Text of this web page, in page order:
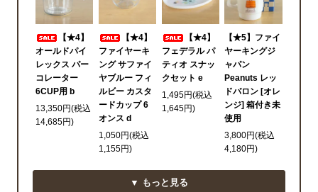
【★4】
オールドパイ
レックス パー
コレーター
6CUP用 b
13,350円(税込
14,685円)
【★4】
ファイヤーキ
ング サファイ
ヤブルー フィ
ルビー カスタ
ードカップ 6
オンス d
1,050円(税込
1,155円)
【★4】
フェデラル パ
ティオ スナッ
クセット e
1,495円(税込
1,645円)
【★5】ファイ
ヤーキングジ
ャパン
Peanuts レッ
ドバロン [オレ
ンジ] 箱付き未
使用
3,800円(税込
4,180円)
▼ もっと見る